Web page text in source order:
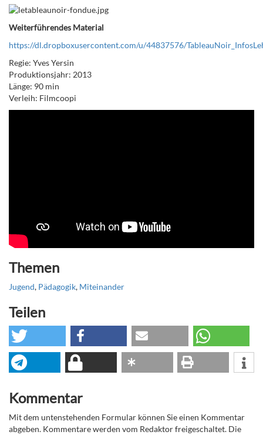
Weiterführendes Material
https://dl.dropboxusercontent.com/u/44837576/
Regie: Yves Yersin
Produktionsjahr: 2013
Länge: 90 min
Verleih: Filmcoopi
Themen
Jugend, Pädagogik, Miteinander
Teilen
Kommentar
Mit dem untenstehenden Formular können Sie einen Kommentar
abgeben. Kommentare werden vom Redaktor freigeschaltet. Die